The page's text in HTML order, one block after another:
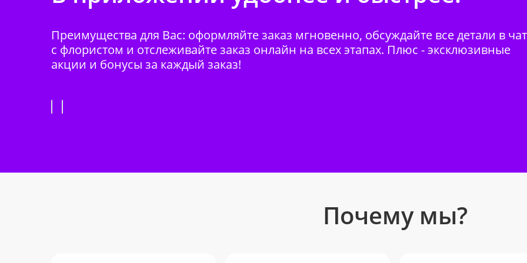
Преимущества для Вас: оформляйте заказ мгновенно, обсуждайте все детали в
с флористом и отслеживайте заказ онлайн на всех этапах. Плюс - эксклюзивные
акции и бонусы за каждый заказ!
Почему мы?